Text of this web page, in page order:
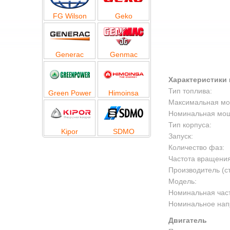
Характеристики
Тип топлива:
Максимальная
Номинальная
Тип корпуса:
Запуск:
Количество фаз:
Частота
Производитель
Модель:
Номинальная
Номинальное
Двигатель
FG Wilson Geko
Generac Genmac
Green Power Himoinsa
Kipor SDMO